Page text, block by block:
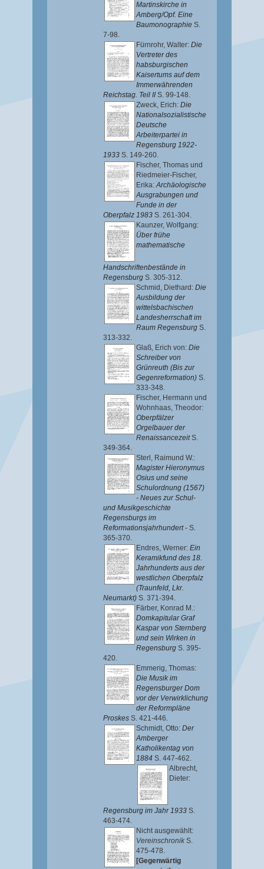
Martinskirche in
Amberg/Opf. Eine
Baumonographie S.
7-98.
Fürnrohr, Walter: Die
Vertreter des
habsburgischen
Kaisertums auf dem
Immerwährenden
Reichstag. Teil II S. 99-148.
Zweck, Erich: Die
Nationalsozialistische
Deutsche
Arbeiterpartei in
Regensburg 1922-
1933 S. 149-260.
Fischer, Thomas und
Riedmeier-Fischer,
Erika:Archäologische
Ausgrabungen und
Funde in der
Oberpfalz 1983 S. 261-304.
Kaunzer, Wolfgang:
Über frühe
mathematische
Handschriftenbestände in
Regensburg S. 305-312.
Schmid, Diethard : Die
Ausbildung der
wittelsbachischen
Landesherrschaft im
Raum Regensburg S.
313-332.
Glaß, Erich von: Die
Schreiber von
Grünreuth (Bis zur
Gegenreformation) S.
333-348.
Fischer, Hermann und
Wohnhaas, Theodor:
Oberpfälzer
Orgelbauer der
RenaissancezeitS.
349-364.
Sterl, Raimund W.:
Magister Hieronymus
Osius und seine
Schulordnung (1567)
- Neues zur Schul-
und Musikgeschichte
Regensburgs im
Reformationsjahrhundert - S.
365-370.
Endres, Werner: Ein
Keramikfund des 18.
Jahrhunderts aus der
westlichen Oberpfalz
(Traunfeld, Lkr.
Neumarkt) S. 371-394.
Färber, Konrad M.:
Domkapitular Graf
Kaspar von Sternberg
und sein Wirken in
Regensburg S. 395-
420.
Emmerig, Thomas:
Die Musik im
Regensburger Dom
vor der Verwirklichung
der Reformpläne
Proskes S. 421-446.
Schmidt, Otto: Der
Amberger
Katholikentag von
1884 S. 447-462.
Albrecht,
Dieter:
Regensburg im Jahr 1933 S.
463-474.
Nicht ausgewählt:
Vereinschronik S.
475-478.
[Gegenwärtig